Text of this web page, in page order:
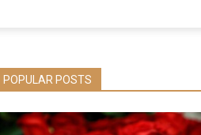
POPULAR POSTS